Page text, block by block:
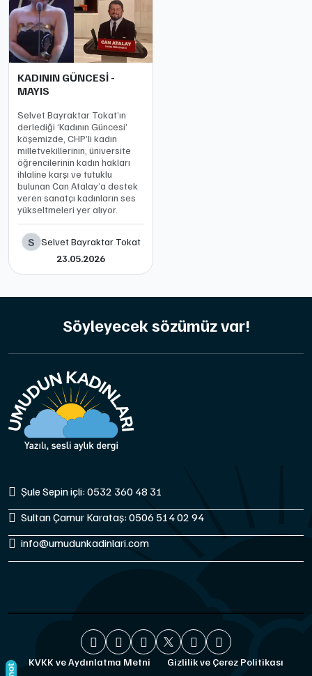
KADININ GÜNCESİ -
MAYIS
Selvet Bayraktar Tokat’ın
derlediği ‘Kadının Güncesi’
köşemizde, CHP’li kadın
milletvekillerinin, üniversite
öğrencilerinin kadın hakları
ihlaline karşı ve tutuklu
bulunan Can Atalay’a destek
veren sanatçı kadınların ses
yükseltmeleri yer alıyor.
S Selvet Bayraktar Tokat
23.05.2026
Söyleyecek sözümüz var!
Şule Sepin içli: 0532 360 48 31
Sultan Çamur Karataş: 0506 514 02 94
info@umudunkadinlari.com
KVKK ve Aydınlatma Metni
Gizlilik ve Çerez Politikası